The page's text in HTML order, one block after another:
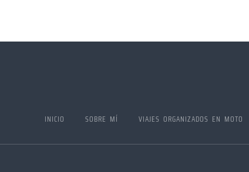
INICIO SOBRE MÍ VIAJES ORGANIZADOS EN MOTO